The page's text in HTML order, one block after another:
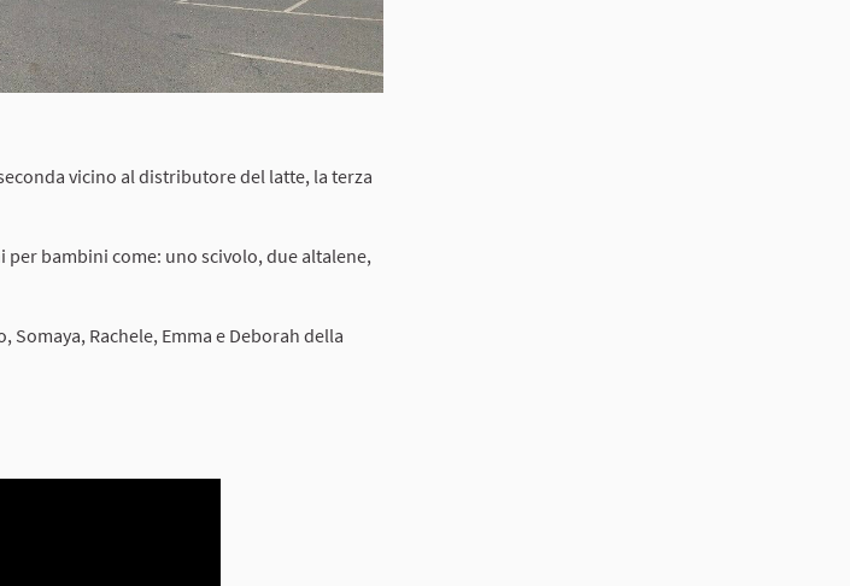
vicino al distributore del latte, la terza
bambini come: uno scivolo, due altalene,
Rachele, Emma e Deborah della